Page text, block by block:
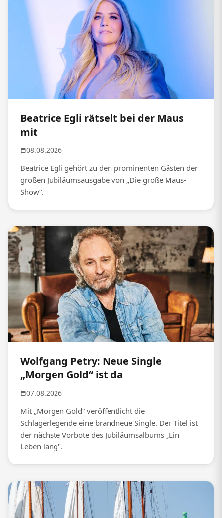
Beatrice Egli rätselt bei der Maus
mit
08.08.2026
Beatrice Egli gehört zu den prominenten Gästen der
großen Jubiläumsausgabe von „Die große Maus-
Show“.
Wolfgang Petry: Neue Single
„Morgen Gold“ ist da
07.08.2026
Mit „Morgen Gold“ veröffentlicht die
Schlagerlegende eine brandneue Single. Der Titel ist
der nächste Vorbote des Jubiläumsalbums „Ein
Leben lang".